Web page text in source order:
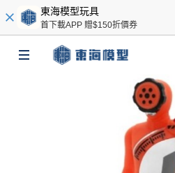
東海模型玩具
首下載APP 贈$150折價券